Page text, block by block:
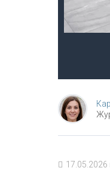
17.05.2026